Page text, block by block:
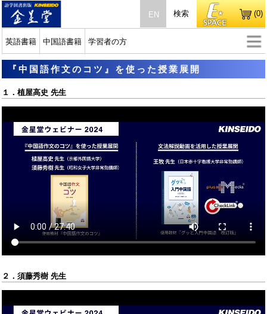
EN
英語書籍 中国語書籍 学習者の方
検索 (0)
『中国語作文のコツ』を使った授業展開
１．植屋高史 先生
２．須藤秀樹 先生